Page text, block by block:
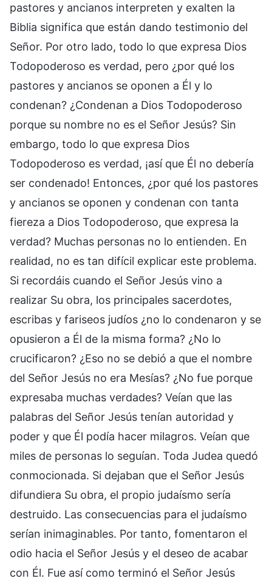
pastores y ancianos interpreten y exalten la
Biblia significa que están dando testimonio del
Señor. Por otro lado, todo lo que expresa Dios
Todopoderoso es verdad, pero ¿por qué los
pastores y ancianos se oponen a Él y lo
condenan? ¿Condenan a Dios Todopoderoso
porque su nombre no es el Señor Jesús? Sin
embargo, todo lo que expresa Dios
Todopoderoso es verdad, ¡así que Él no debería
ser condenado! Entonces, ¿por qué los pastores
y ancianos se oponen y condenan con tanta
fiereza a Dios Todopoderoso, que expresa la
verdad? Muchas personas no lo entienden. En
realidad, no es tan difícil explicar este problema.
Si recordáis cuando el Señor Jesús vino a
realizar Su obra, los principales sacerdotes,
escribas y fariseos judíos ¿no lo condenaron y se
opusieron a Él de la misma forma? ¿No lo
crucificaron? ¿Eso no se debió a que el nombre
del Señor Jesús no era Mesías? ¿No fue porque
expresaba muchas verdades? Veían que las
palabras del Señor Jesús tenían autoridad y
poder y que Él podía hacer milagros. Veían que
miles de personas lo seguían. Toda Judea quedó
conmocionada. Si dejaban que el Señor Jesús
difundiera Su obra, el propio judaísmo sería
destruido. Las consecuencias para el judaísmo
serían inimaginables. Por tanto, fomentaron el
odio hacia el Señor Jesús y el deseo de acabar
con Él. Fue así como terminó el Señor Jesús